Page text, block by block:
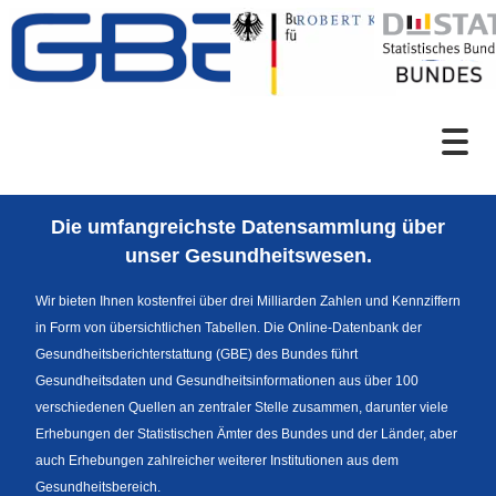
Zum Inhalt
Sprachumschaltung
Die umfangreichste Datensammlung über
unser Gesundheitswesen.
Wir bieten Ihnen kostenfrei über drei Milliarden Zahlen und Kennziffern
in Form von übersichtlichen Tabellen. Die Online-Datenbank der
Gesundheitsberichterstattung (GBE) des Bundes führt
Gesundheitsdaten und Gesundheitsinformationen aus über 100
verschiedenen Quellen an zentraler Stelle zusammen, darunter viele
Erhebungen der Statistischen Ämter des Bundes und der Länder, aber
auch Erhebungen zahlreicher weiterer Institutionen aus dem
Gesundheitsbereich.